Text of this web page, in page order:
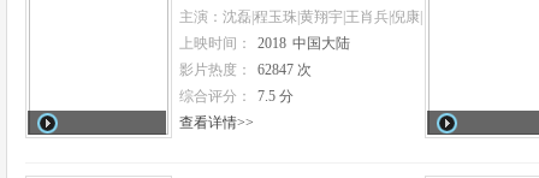
主演：沈磊|程玉珠|黄翔宇|王肖兵|倪康|
赵乾景|吴磊|张琦|秦紫翼
上映时间： 2018 中国大陆
影片热度：
62847 次
综合评分：
7.5 分
查看详情>>